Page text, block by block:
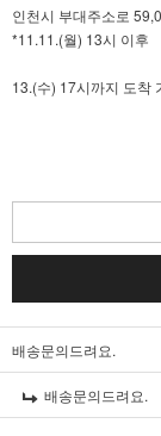
인천시 부대주소로
*11.11.(월) 13시 이후
13.(수) 17시까지 도착
배송문의드려요.
배송문의드려요.